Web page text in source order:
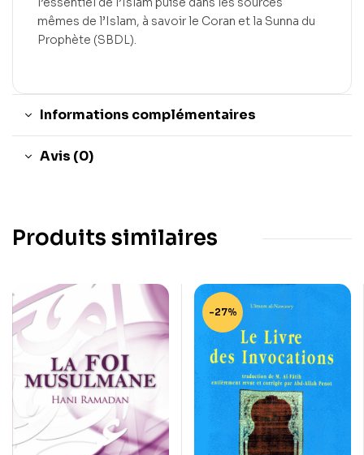
mêmes de l’Islam, à savoir le Coran et la Sunna du
Prophète (SBDL).
Informations complémentaires
Avis (0)
Produits similaires
-27%